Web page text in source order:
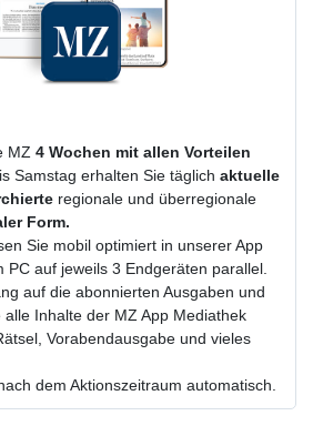
MZ 4 Wochen mit allen Vorteilen
Samstag erhalten Sie täglich aktuelle
regionale und überregionale
Form.
Sie mobil optimiert in unserer App
PC auf jeweils 3 Endgeräten parallel.
auf die abonnierten Ausgaben und
alle Inhalte der MZ App Mediathek
Vorabendausgabe und vieles
dem Aktionszeitraum automatisch.